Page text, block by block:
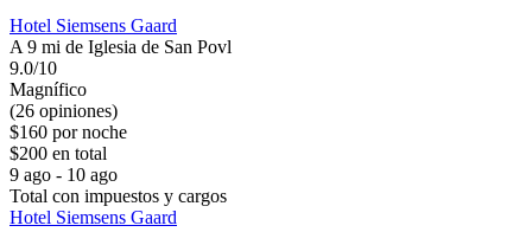
Hotel Siemsens Gaard
A 9 mi de Iglesia de San Povl
9.0/10
Magnífico
(26 opiniones)
$160 por noche
$200 en total
9 ago - 10 ago
Total con impuestos y cargos
Hotel Siemsens Gaard